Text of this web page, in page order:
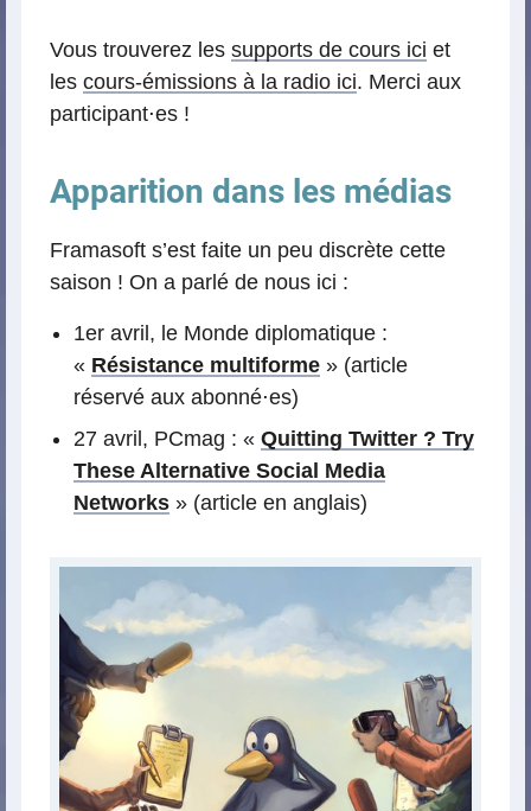
Vous trouverez les supports de cours ici et
les cours-émissions à la radio ici. Merci aux
participant⋅es !
Apparition dans les médias
Framasoft s’est faite un peu discrète cette
saison ! On a parlé de nous ici :
1er avril, le Monde diplomatique :
« Résistance multiforme » (article
réservé aux abonné⋅es)
27 avril, PCmag : « Quitting Twitter ? Try
These Alternative Social Media
Networks » (article en anglais)